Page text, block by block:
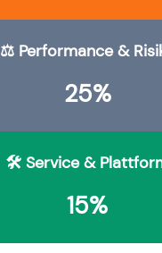
⚖️ Performance &
25%
🛠️ Service &
15%